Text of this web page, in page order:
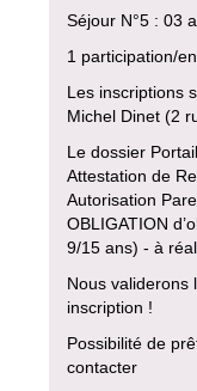
Séjour N°5 : 03
1 participation/
Les inscriptions
Michel Dinet (2
Le dossier
Attestation de
Autorisation
OBLIGATION
9/15 ans) - à
Nous validerons
inscription !
Possibilité de
contacter